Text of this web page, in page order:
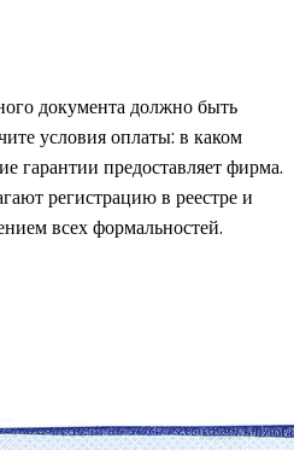
документа должно быть
условия оплаты: в каком
гарантии предоставляет фирма.
регистрацию в реестре и
всех формальностей.